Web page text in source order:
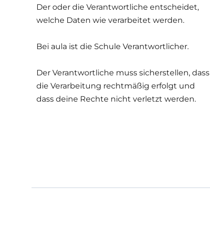
Der oder die Verantwortliche entscheidet,
welche Daten wie verarbeitet werden.
Bei aula ist die Schule Verantwortlicher.
Der Verantwortliche muss sicherstellen, dass
die Verarbeitung rechtmäßig erfolgt und
dass deine Rechte nicht verletzt werden.